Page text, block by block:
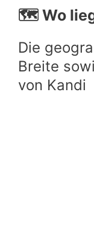
🗺️ Wo
Die
Breite
von Kandi